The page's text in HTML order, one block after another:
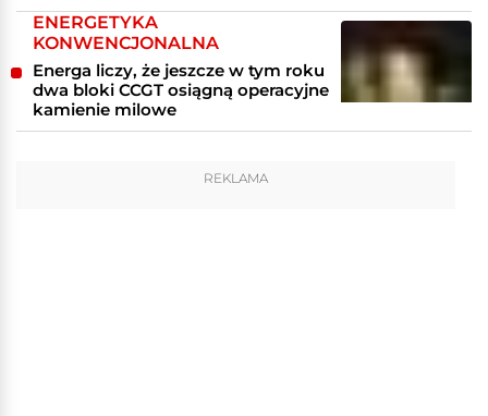
ENERGETYKA
KONWENCJONALNA
Energa liczy, że jeszcze w tym roku
dwa bloki CCGT osiągną operacyjne
kamienie milowe
REKLAMA